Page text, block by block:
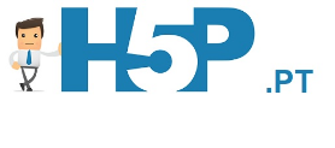
Passar para o conteúdo principal